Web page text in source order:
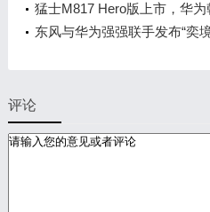
章
猛士M817 Hero版上市，华
标杆！
东风与华为强强联手发布“奕
评论